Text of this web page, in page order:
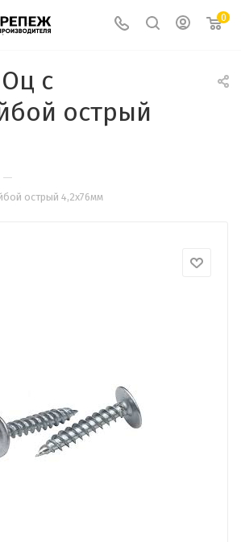
0
с
острый
—
острый 4,2х76мм